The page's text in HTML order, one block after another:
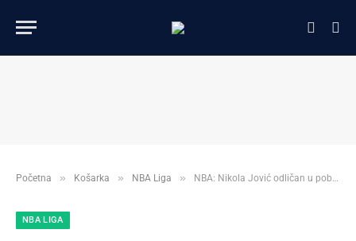
Početna » Košarka » NBA Liga » NBA: Nikola Jović odličan u pobedi Majamija!
NBA LIGA